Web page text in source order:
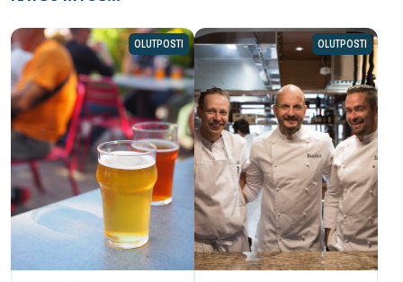
OLUTPOSTI OLUTPOSTI